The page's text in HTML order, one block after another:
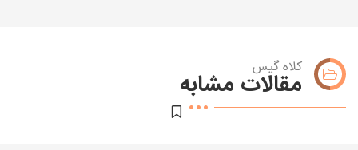
کلاه گیس
مقالات مشابه